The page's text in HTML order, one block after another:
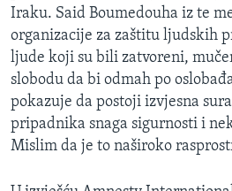
Iraku. Said Boumedouha iz te
organizacije za zaštitu ljudskih
ljude koji su bili zatvoreni,
slobodu da bi odmah po
pokazuje da postoji izvjesna
pripadnika snaga sigurnosti i
Mislim da je to naširoko